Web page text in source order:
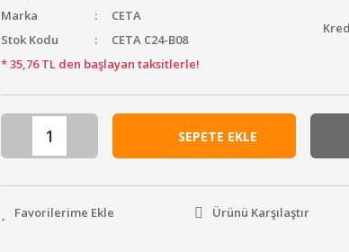
Marka
CETA
Stok Kodu
CETA C24-B08
* 35,76 TL den başlayan taksitlerle!
SEPETE EKLE
Ürünü Karşılaştır